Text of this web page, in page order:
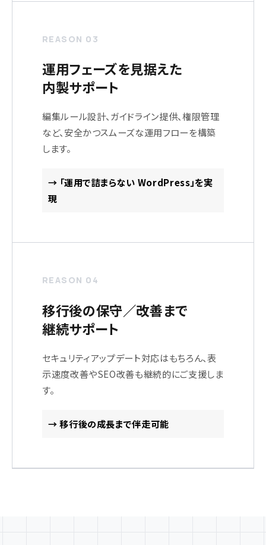
REASON 03
運用フェーズを見据えた
内製サポート
編集ルール設計、ガイドライン提供、権限管理
など、安全かつスムーズな運用フローを構築
します。
→ 「運用で詰まらない WordPress」を実
現
REASON 04
移行後の保守／改善まで
継続サポート
セキュリティアップデート対応はもちろん、表
示速度改善やSEO改善も継続的にご支援しま
す。
→ 移行後の成長まで伴走可能